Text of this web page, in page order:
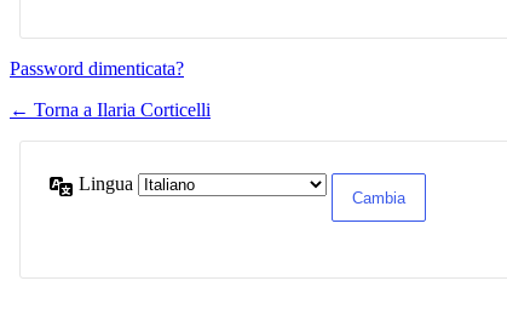
Password dimenticata?
← Torna a Ilaria Corticelli
Lingua